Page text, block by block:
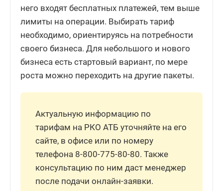
него входят бесплатных платежей, тем выше
лимиты на операции. Выбирать тариф
необходимо, ориентируясь на потребности
своего бизнеса. Для небольшого и нового
бизнеса есть стартовый вариант, по мере
роста можно переходить на другие пакеты.
Актуальную информацию по
тарифам на РКО АТБ уточняйте на его
сайте, в офисе или по номеру
телефона 8-800-775-80-80. Также
консультацию по ним даст менеджер
после подачи онлайн-заявки.